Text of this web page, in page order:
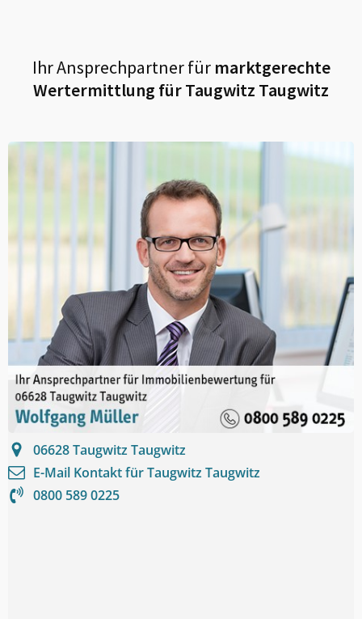
Ihr Ansprechpartner fürmarktgerechte
Wertermittlung fürTaugwitz Taugwitz
06628Taugwitz Taugwitz
E-Mail Kontakt fürTaugwitz Taugwitz
0800 589 0225